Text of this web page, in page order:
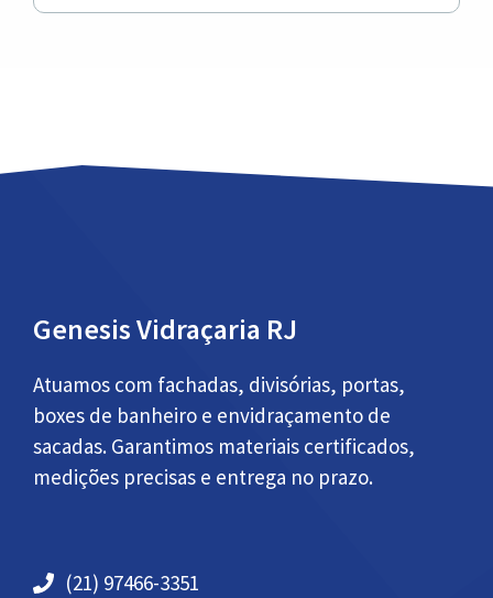
Genesis Vidraçaria RJ
Atuamos com fachadas, divisórias, portas,
boxes de banheiro e envidraçamento de
sacadas. Garantimos materiais certificados,
medições precisas e entrega no prazo.
(21) 97466-3351